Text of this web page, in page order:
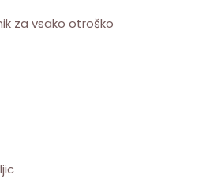
za vsako otroško